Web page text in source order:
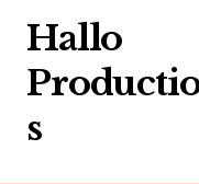
Hallo
s